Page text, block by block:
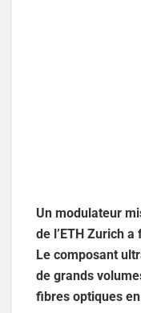
Un modulateur
de l’ETH Zurich
Le composant
de grands
fibres optiques